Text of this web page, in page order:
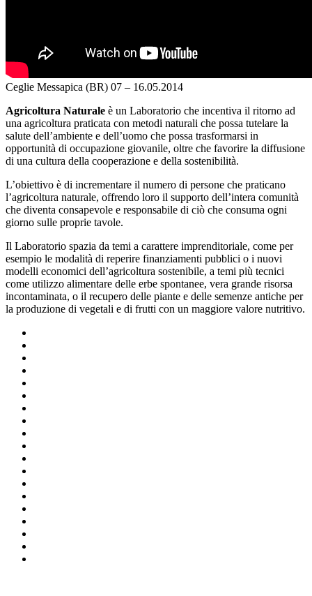
Ceglie Messapica (BR) 07 – 16.05.2014
Agricoltura Naturale è un Laboratorio che incentiva il ritorno ad
una agricoltura praticata con metodi naturali che possa tutelare la
salute dell’ambiente e dell’uomo che possa trasformarsi in
opportunità di occupazione giovanile, oltre che favorire la diffusione
di una cultura della cooperazione e della sostenibilità.
L’obiettivo è di incrementare il numero di persone che praticano
l’agricoltura naturale, offrendo loro il supporto dell’intera comunità
che diventa consapevole e responsabile di ciò che consuma ogni
giorno sulle proprie tavole.
Il Laboratorio spazia da temi a carattere imprenditoriale, come per
esempio le modalità di reperire finanziamenti pubblici o i nuovi
modelli economici dell’agricoltura sostenibile, a temi più tecnici
come utilizzo alimentare delle erbe spontanee, vera grande risorsa
incontaminata, o il recupero delle piante e delle semenze antiche per
la produzione di vegetali e di frutti con un maggiore valore nutritivo.